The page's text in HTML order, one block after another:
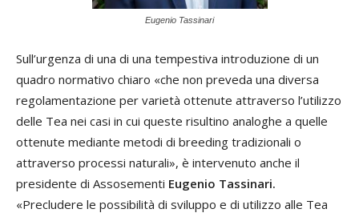
Eugenio Tassinari
Sull’urgenza di una di una tempestiva introduzione di un
quadro normativo chiaro «che non preveda una diversa
regolamentazione per varietà ottenute attraverso l’utilizzo
delle Tea nei casi in cui queste risultino analoghe a quelle
ottenute mediante metodi di breeding tradizionali o
attraverso processi naturali», è intervenuto anche il
presidente di Assosementi Eugenio Tassinari.
«Precludere le possibilità di sviluppo e di utilizzo alle Tea